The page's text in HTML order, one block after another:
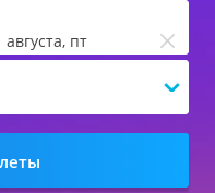
августа, пт